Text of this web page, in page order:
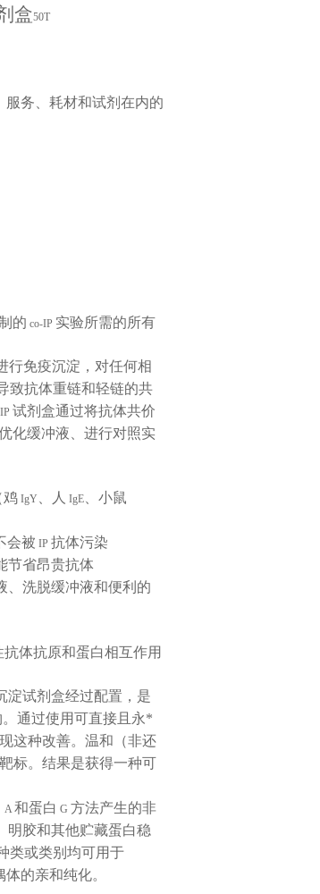
盒50T
务、耗材和试剂在内的
的 co-IP 实验所需的所有
行免疫沉淀，对任何相
致抗体重链和轻链的共
试剂盒通过将抗体共价
化缓冲液、进行对照实
鸡 IgY 、人 IgE 、小鼠
会被 IP 抗体污染
节省昂贵抗体
、洗脱缓冲液和便利的
体抗原和蛋白相互作用
淀试剂盒经过配置，是
。通过使用可直接且永*
这种改善。温和（非还
靶标。结果是获得一种可
A和蛋白 G 方法产生的非
、明胶和其他贮藏蛋白稳
类或类别均可用于
的亲和纯化。